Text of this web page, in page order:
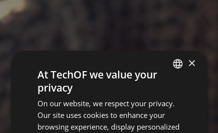
ENGLISH
×
At TechOF we value your
privacy
On our website, we respect your privacy.
Our site uses cookies to enhance your
browsing experience, display personalized